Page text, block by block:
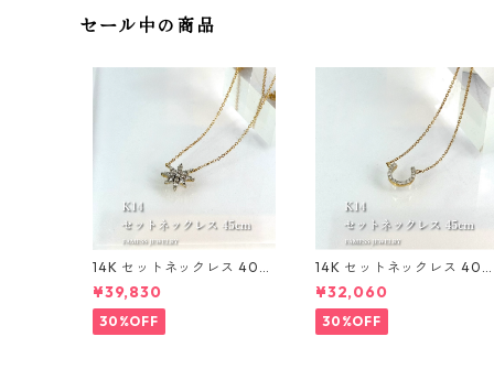
セール中の商品
14K セットネックレス 40〜
45cm 1mm
¥39,830
30%OFF
14K セットネックレス 40
45cm 1mm
¥32,060
30%OFF